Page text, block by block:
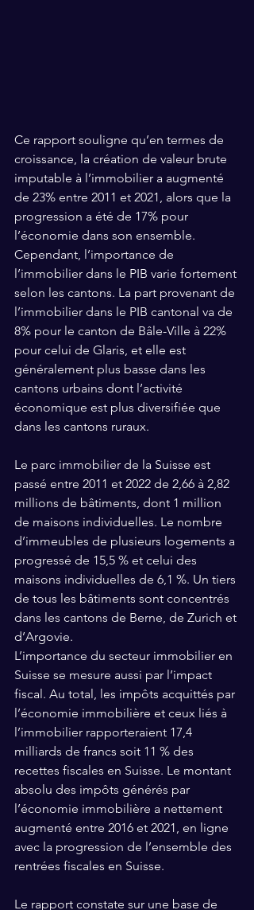
Ce rapport souligne qu’en termes de
croissance, la création de valeur brute
imputable à l’immobilier a augmenté
de 23% entre 2011 et 2021, alors que la
progression a été de 17% pour
l’économie dans son ensemble.
Cependant, l’importance de
l’immobilier dans le PIB varie fortement
selon les cantons. La part provenant de
l’immobilier dans le PIB cantonal va de
8% pour le canton de Bâle-Ville à 22%
pour celui de Glaris, et elle est
généralement plus basse dans les
cantons urbains dont l’activité
économique est plus diversifiée que
dans les cantons ruraux.
Le parc immobilier de la Suisse est
passé entre 2011 et 2022 de 2,66 à 2,82
millions de bâtiments, dont 1 million
de maisons individuelles. Le nombre
d’immeubles de plusieurs logements a
progressé de 15,5 % et celui des
maisons individuelles de 6,1 %. Un tiers
de tous les bâtiments sont concentrés
dans les cantons de Berne, de Zurich et
d’Argovie.
L’importance du secteur immobilier en
Suisse se mesure aussi par l’impact
fiscal. Au total, les impôts acquittés par
l’économie immobilière et ceux liés à
l’immobilier rapporteraient 17,4
milliards de francs soit 11 % des
recettes fiscales en Suisse. Le montant
absolu des impôts générés par
l’économie immobilière a nettement
augmenté entre 2016 et 2021, en ligne
avec la progression de l’ensemble des
rentrées fiscales en Suisse.
Le rapport constate sur une base de